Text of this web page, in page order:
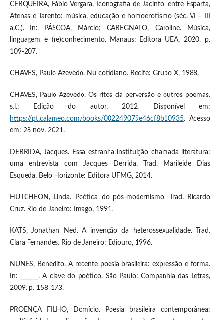
CERQUEIRA, Fábio Vergara. Iconografia de Jacinto, entre Esparta,
Atenas e Tarento: música, educação e homoerotismo (séc. VI – III
a.C.). In: PÁSCOA, Márcio; CAREGNATO, Caroline. Música,
linguagem e (re)conhecimento. Manaus: Editora UEA, 2020. p.
109-207.
CHAVES, Paulo Azevedo. Nu cotidiano. Recife: Grupo X, 1988.
CHAVES, Paulo Azevedo. Os ritos da perversão e outros poemas.
s.l.: Edição do autor, 2012. Disponível em:
https://pt.calameo.com/books/002249079e46cf8b10935. Acesso
em: 28 nov. 2021.
DERRIDA, Jacques. Essa estranha instituição chamada literatura:
uma entrevista com Jacques Derrida. Trad. Marileide Dias
Esqueda. Belo Horizonte: Editora UFMG, 2014.
HUTCHEON, Linda. Poética do pós-modernismo. Trad. Ricardo
Cruz. Rio de Janeiro: Imago, 1991.
KATS, Jonathan Ned. A invenção da heterossexualidade. Trad.
Clara Fernandes. Rio de Janeiro: Ediouro, 1996.
NUNES, Benedito. A recente poesia brasileira: expressão e forma.
In: ______. A clave do poético. São Paulo: Companhia das Letras,
2009. p. 158-173.
PROENÇA FILHO, Domício. Poesia brasileira contemporânea: